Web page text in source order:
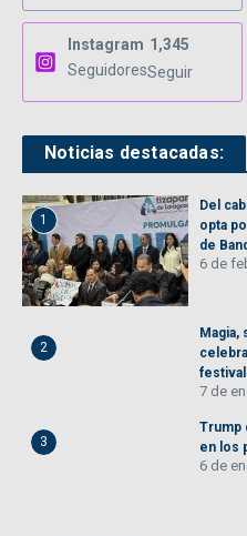
Instagram 1,345
SeguidoresSeguir
Noticias destacadas:
1
Del
opta
de
6 de
2
Magia,
7 de
3
Trump
en los
6 de